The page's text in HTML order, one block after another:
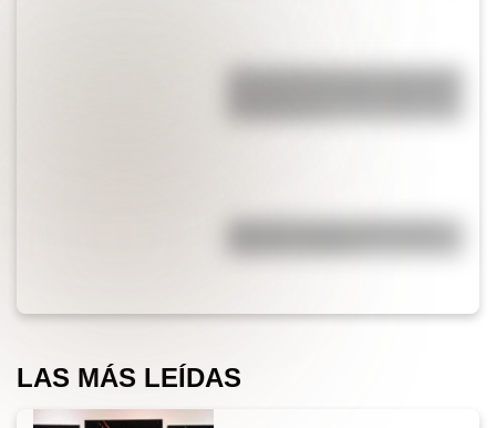
¿Por qué Mendoza es una de las
de Argentina?
¿Por qué el piano tiene teclas
LAS MÁS LEÍDAS